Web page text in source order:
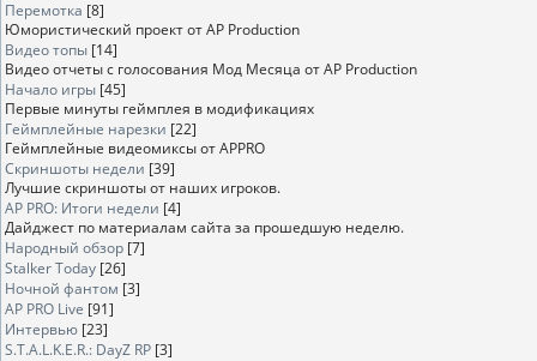
Перемотка [8]
Юмористический проект от AP Production
Видео топы [14]
Видео отчеты с голосования Мод Месяца от AP Production
Начало игры [45]
Первые минуты геймплея в модификациях
Геймплейные нарезки [22]
Геймплейные видеомиксы от APPRO
Скриншоты недели [39]
Лучшие скриншоты от наших игроков.
AP PRO: Итоги недели [4]
Дайджест по материалам сайта за прошедшую неделю.
Народный обзор [7]
Stalker Today [26]
Ночной фантом [3]
AP PRO Live [91]
Интервью [23]
S.T.A.L.K.E.R.: DayZ RP [3]